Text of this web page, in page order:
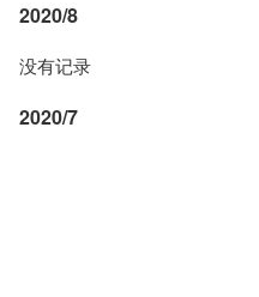
2020/8
没有记录
2020/7